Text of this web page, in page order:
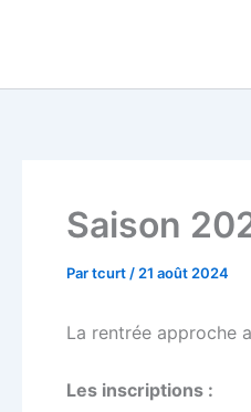
Saison
Partcurt / 21 août 2024
La rentrée approche
Les inscriptions :